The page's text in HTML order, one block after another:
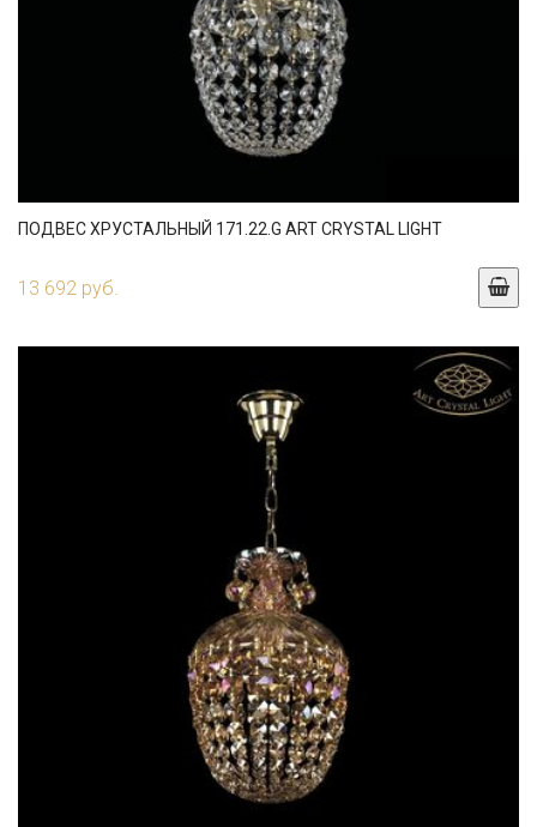
ПОДВЕС ХРУСТАЛЬНЫЙ 171.22.G ART CRYSTAL LIGHT
13 692 руб.